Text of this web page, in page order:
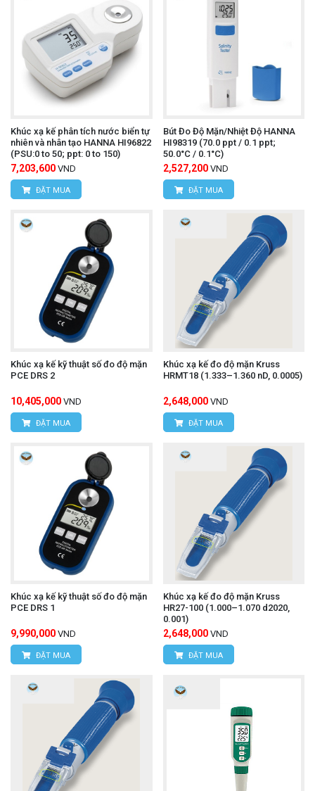
Khúc xạ kế phân tích nước biển tự
nhiên và nhân tạo HANNA HI96822
(PSU:0 to 50; ppt: 0 to 150)
7,203,600 VND
ĐẶT MUA
Bút Đo Độ Mặn/Nhiệt Độ HANNA
HI98319 (70.0 ppt / 0.1 ppt;
50.0°C / 0.1°C)
2,527,200 VND
ĐẶT MUA
Khúc xạ kế kỹ thuật số đo độ mặn
PCE DRS 2
10,405,000 VND
ĐẶT MUA
Khúc xạ kế đo độ mặn Kruss
HRMT18 (1.333–1.360 nD, 0.0005)
2,648,000 VND
ĐẶT MUA
Khúc xạ kế kỹ thuật số đo độ mặn
PCE DRS 1
9,990,000 VND
ĐẶT MUA
Khúc xạ kế đo độ mặn Kruss
HR27-100 (1.000–1.070 d2020,
0.001)
2,648,000 VND
ĐẶT MUA